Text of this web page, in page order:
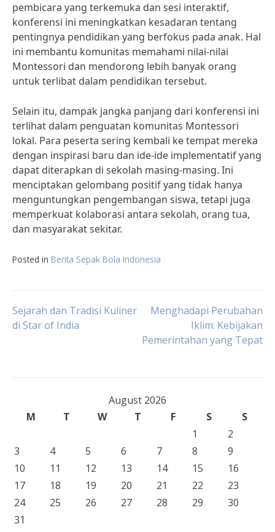
pembicara yang terkemuka dan sesi interaktif,
konferensi ini meningkatkan kesadaran tentang
pentingnya pendidikan yang berfokus pada anak. Hal
ini membantu komunitas memahami nilai-nilai
Montessori dan mendorong lebih banyak orang
untuk terlibat dalam pendidikan tersebut.
Selain itu, dampak jangka panjang dari konferensi ini
terlihat dalam penguatan komunitas Montessori
lokal. Para peserta sering kembali ke tempat mereka
dengan inspirasi baru dan ide-ide implementatif yang
dapat diterapkan di sekolah masing-masing. Ini
menciptakan gelombang positif yang tidak hanya
menguntungkan pengembangan siswa, tetapi juga
memperkuat kolaborasi antara sekolah, orang tua,
dan masyarakat sekitar.
Posted in Berita Sepak Bola Indonesia
Post
Sejarah dan Tradisi Kuliner
di Star of India
Menghadapi Perubahan
Iklim: Kebijakan
Pemerintahan yang Tepat
August 2026
M
T W T F S
S
1
2
3
4 5 6 7 8
9
10
11 12 13 14 15
16
17
18 19 20 21 22
23
24
25 26 27 28 29
30
31